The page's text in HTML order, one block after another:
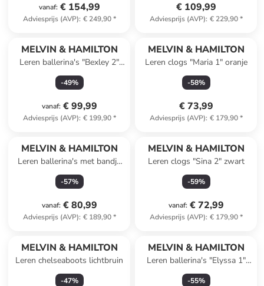
vanaf: € 154,99
Adviesprijs (AVP): € 249,90*
€ 109,99
Adviesprijs (AVP): € 229,90*
MELVIN & HAMILTON
Leren ballerina's "Bexley 2"
lichtroze
-49%
vanaf: € 99,99
Adviesprijs (AVP): € 199,90*
MELVIN & HAMILTON
Leren clogs "Maria 1" oranje
-58%
€ 73,99
Adviesprijs (AVP): € 179,90*
MELVIN & HAMILTON
Leren ballerina's met bandje
"Livia" geel
-57%
vanaf: € 80,99
Adviesprijs (AVP): € 189,90*
MELVIN & HAMILTON
Leren clogs "Sina 2" zwart
-59%
vanaf: € 72,99
Adviesprijs (AVP): € 179,90*
MELVIN & HAMILTON
Leren chelseaboots lichtbruin
-47%
MELVIN & HAMILTON
Leren ballerina's "Elyssa 1"
zwart
-55%